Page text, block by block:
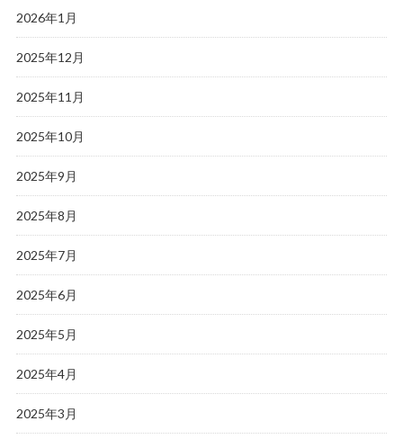
2026年1月
2025年12月
2025年11月
2025年10月
2025年9月
2025年8月
2025年7月
2025年6月
2025年5月
2025年4月
2025年3月